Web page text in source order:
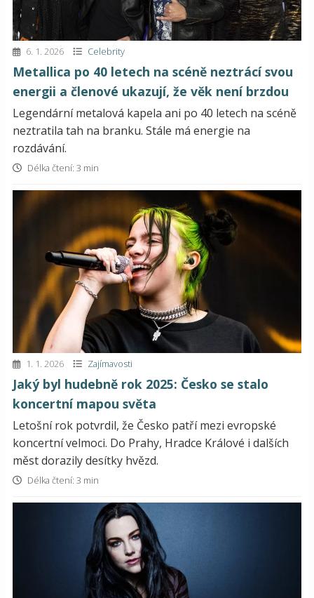
6. 1. 2026 Celebrity
Metallica po 40 letech na scéně neztrácí svou
energii a členové ukazují, že věk není brzdou
Legendární metalová kapela ani po 40 letech na scéně
neztratila tah na branku. Stále má energie na
rozdávání.
Délka čtení: 3 min
1. 1. 2026 Zajímavosti
Jaký byl hudebně rok 2025: Česko se stalo
koncertní mapou světa
Letošní rok potvrdil, že Česko patří mezi evropské
koncertní velmoci. Do Prahy, Hradce Králové i dalších
měst dorazily desítky hvězd.
Délka čtení: 3 min